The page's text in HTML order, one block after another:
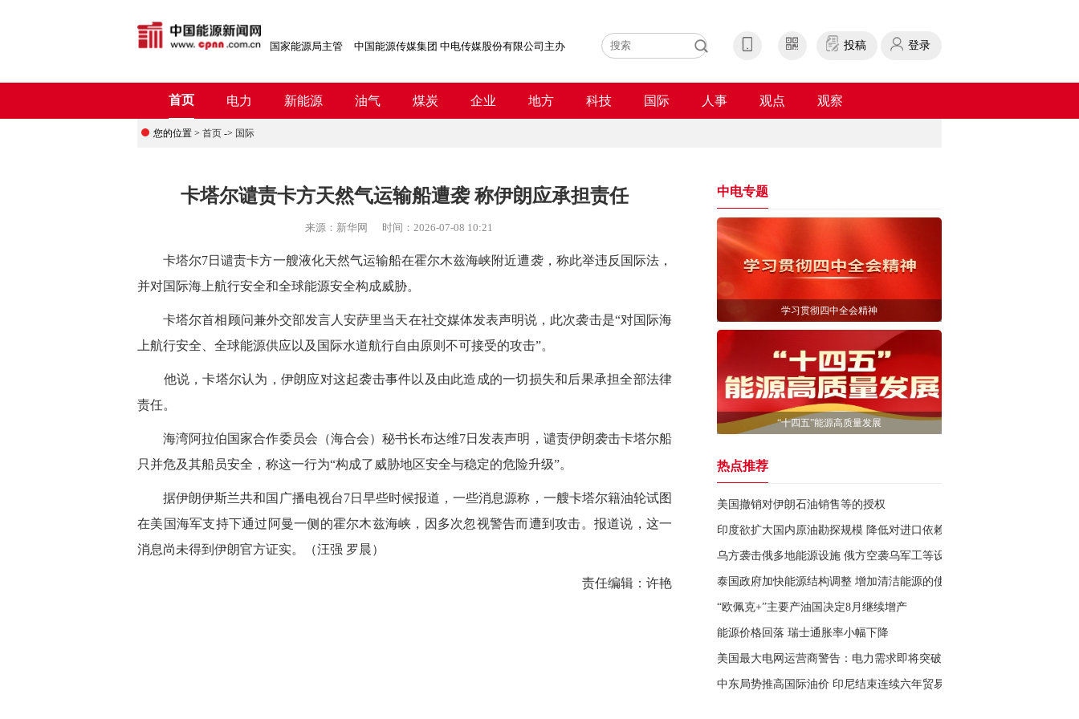
国家能源局主管 中国能源传媒集团 中电传媒股份有限公司主办 投稿 登录
首页 电力 新能源 油气 煤炭 企业 地方 科技 国际 人事 观点 观察
您的位置 > 首页 -> 国际
卡塔尔谴责卡方天然气运输船遭袭 称伊朗应承担责任
来源： 新华网 时间： 2026-07-08 10:21
卡塔尔7日谴责卡方一艘液化天然气运输船在霍尔木兹海峡附近遭袭，称此举违反国际法，
并对国际海上航行安全和全球能源安全构成威胁。
卡塔尔首相顾问兼外交部发言人安萨里当天在社交媒体发表声明说，此次袭击是“对国际海
上航行安全、全球能源供应以及国际水道航行自由原则不可接受的攻击”。
他说，卡塔尔认为，伊朗应对这起袭击事件以及由此造成的一切损失和后果承担全部法律
责任。
海湾阿拉伯国家合作委员会（海合会）秘书长布达维7日发表声明，谴责伊朗袭击卡塔尔船
只并危及其船员安全，称这一行为“构成了威胁地区安全与稳定的危险升级”。
据伊朗伊斯兰共和国广播电视台7日早些时候报道，一些消息源称，一艘卡塔尔籍油轮试图
在美国海军支持下通过阿曼一侧的霍尔木兹海峡，因多次忽视警告而遭到攻击。报道说，这一
消息尚未得到伊朗官方证实。
（汪强 罗晨）
责任编辑：许艳
中电专题
学习贯彻四中全会精神
“十四五”能源高质量发展
热点推荐
美国撤销对伊朗石油销售等的授权
印度欲扩大国内原油勘探规模 降低对进口依赖
乌方袭击俄多地能源设施 俄方空袭乌军工等设施
泰国政府加快能源结构调整 增加清洁能源的使用
“欧佩克+”主要产油国决定8月继续增产
能源价格回落 瑞士通胀率小幅下降
美国最大电网运营商警告：电力需求即将突破纪录
中东局势推高国际油价 印尼结束连续六年贸易顺差